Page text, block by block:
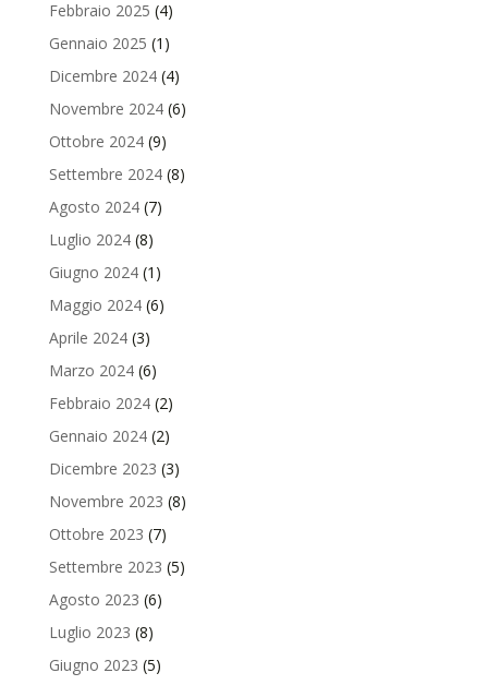
Febbraio 2025 (4)
Gennaio 2025 (1)
Dicembre 2024(4)
Novembre 2024(6)
Ottobre 2024(9)
Settembre 2024(8)
Agosto 2024(7)
Luglio 2024(8)
Giugno 2024(1)
Maggio 2024(6)
Aprile 2024(3)
Marzo 2024(6)
Febbraio 2024(2)
Gennaio 2024(2)
Dicembre 2023 (3)
Novembre 2023 (8)
Ottobre 2023 (7)
Settembre 2023 (5)
Agosto 2023 (6)
Luglio 2023 (8)
Giugno 2023 (5)